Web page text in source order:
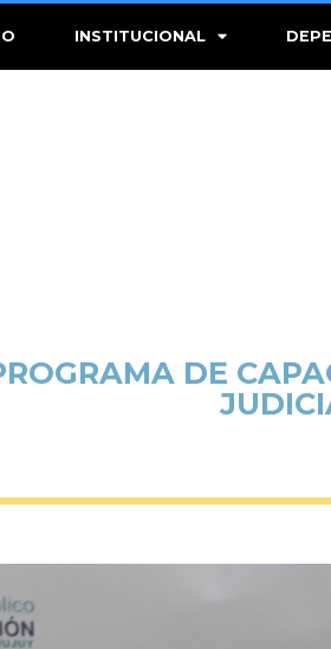
INSTITUCIONAL
DE